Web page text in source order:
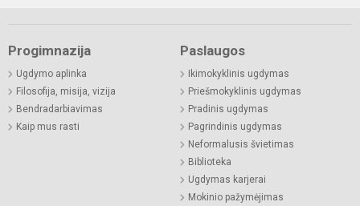
Progimnazija
Ugdymo aplinka
Filosofija, misija, vizija
Bendradarbiavimas
Kaip mus rasti
Paslaugos
Ikimokyklinis ugdymas
Priešmokyklinis ugdymas
Pradinis ugdymas
Pagrindinis ugdymas
Neformalusis švietimas
Biblioteka
Ugdymas karjerai
Mokinio pažymėjimas